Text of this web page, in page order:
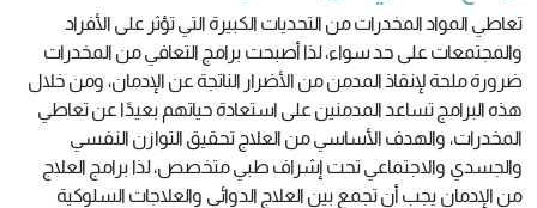
تعاطي المواد المخدرات من التحديات الكبيرة التي تؤثر على الأفراد
والمجتمعات على حد سواء، لذا أصبحت برامج التعافي من المخدرات
ضرورة ملحة لإنقاذ المدمن من الأضرار الناتجة عن الإدمان، ومن خلال
هذه البرامج تساعد المدمنين على استعادة حياتهم بعيدًا عن تعاطي
المخدرات، والهدف الأساسي من العلاج تحقيق التوازن النفسي
والجسدي والاجتماعي تحت إشراف طبي متخصص، لذا برامج العلاج
من الإدمان يجب أن تجمع بين العلاج الدوائي والعلاجات السلوكية